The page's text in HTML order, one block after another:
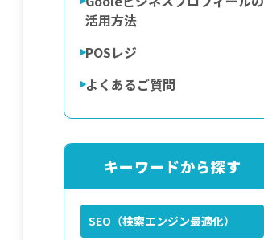
活用方法
POSレジ
よくあるご質問
キーワードから探す
SEO（検索エンジン最適化）